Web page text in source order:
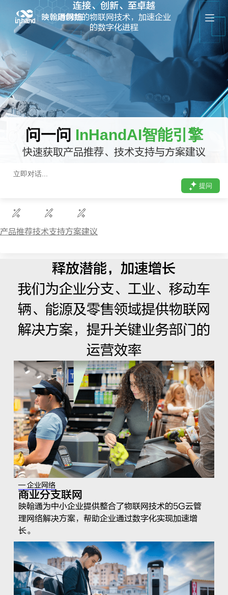
跳
过
内
容
连接、创新、至卓越
用创新的物联网技术，加速企业
的数字化进程
问一问 InHandAI智能引擎
快速获取产品推荐、技术支持与方案建议
提问
产品推荐技术支持方案建议
释放潜能，加速增长
我们为企业分支、工业、移动车
辆、能源及零售领域提供物联网
解决方案，提升关键业务部门的
运营效率
— 企业网络
商业分支联网
映翰通为中小企业提供整合了物联网技术的5G云管
理网络解决方案，帮助企业通过数字化实现加速增
长。